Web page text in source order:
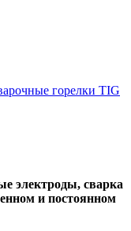
горелки TIG
электроды, сварка
и постоянном